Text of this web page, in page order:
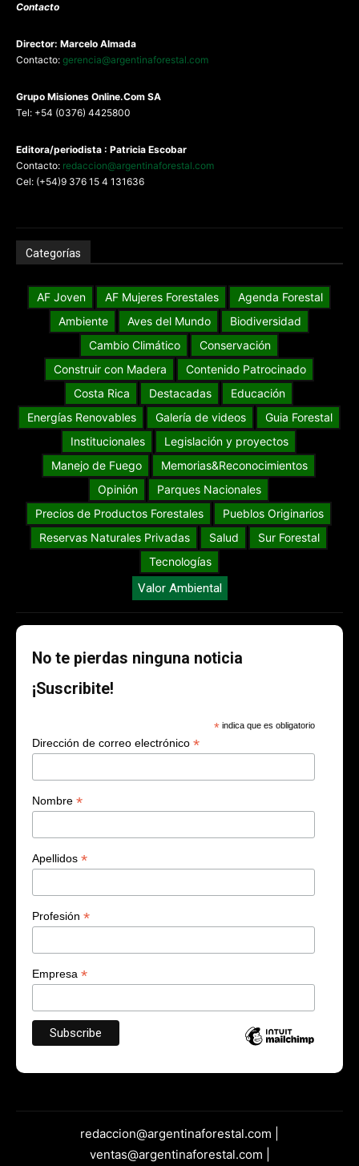
Contacto
Director: Marcelo Almada
Contacto: gerencia@argentinaforestal.com
Grupo Misiones Online.Com SA
Tel: +54 (0376) 4425800
Editora/periodista : Patricia Escobar
Contacto: redaccion@argentinaforestal.com
Cel: (+54)9 376 15 4 131636
Categorías
AF Joven AF Mujeres Forestales
Agenda Forestal
Ambiente
Aves del Mundo
Biodiversidad
Cambio Climático
Conservación
Construir con Madera
Contenido Patrocinado
Costa Rica
Destacadas
Educación
Energías Renovables
Galería de videos
Guia Forestal
Institucionales
Legislación y proyectos
Manejo de Fuego
Memorias&Reconocimientos
Opinión
Parques Nacionales
Precios de Productos Forestales
Pueblos Originarios
Reservas Naturales Privadas
Salud
Sur Forestal
Tecnologías
Valor Ambiental
No te pierdas ninguna noticia
¡Suscribite!
* indica que es obligatorio
Dirección de correo electrónico *
Nombre *
Apellidos *
Profesión *
Empresa *
redaccion@argentinaforestal.com |
ventas@argentinaforestal.com |